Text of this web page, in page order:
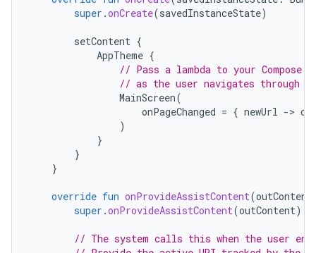
super .onCreate(savedInstanceState)
setContent {
AppTheme {
// Pass a lambda to your
// as the user navigates through
MainScreen(
onPageChanged = { newUrl ->
)
}
}
}
override fun onProvideAssistContent(outContent
super .onProvideAssistContent(outContent)
// The system calls this when the user